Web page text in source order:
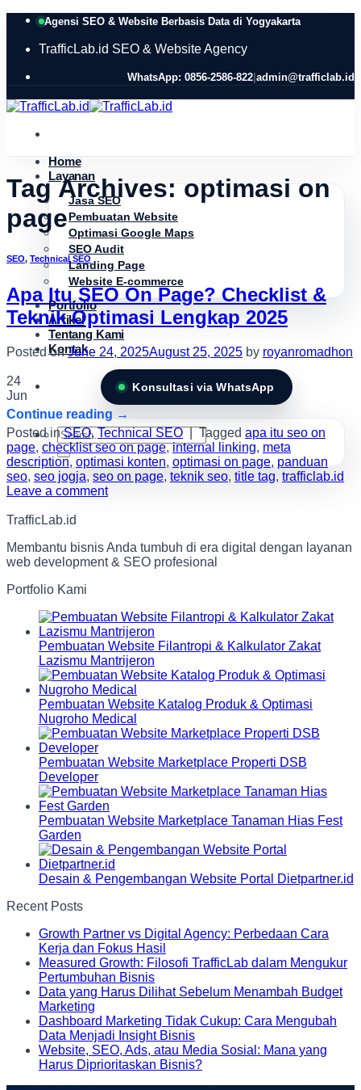
Skip
content
Agensi SEO & Website Berbasis Data di Yogyakarta
TrafficLab.id SEO & Website Agency
WhatsApp: 0856-2586-822|admin@trafficlab.id
Home
Layanan
Jasa SEO
Pembuatan Website
Optimasi Google Maps
SEO Audit
Landing Page
Website E-commerce
Portfolio
Artikel
Tentang Kami
Kontak
Konsultasi via WhatsApp
Search
for:
Tag Archives: optimasi on
page
SEO, Technical SEO
Apa Itu SEO On Page? Checklist &
Teknik Optimasi Lengkap 2025
Posted onJune 24, 2025August 25, 2025 by royanromadhon
24
Jun
Continue reading →
Posted inSEO, Technical SEO Tagged apa itu seo on
page, checklist seo on page,internal linking, meta
description, optimasi konten, optimasi on page, panduan
seo, seo jogja, seo on page, teknik seo, title tag, trafficlab.id
Leave a comment
TrafficLab.id
Membantu bisnis Anda tumbuh di era digital dengan layanan
web development & SEO profesional
Portfolio Kami
Pembuatan Website Filantropi & Kalkulator Zakat
Lazismu Mantrijeron
Pembuatan Website Katalog Produk & Optimasi
Nugroho Medical
Pembuatan Website Marketplace Properti DSB
Developer
Pembuatan Website Marketplace Tanaman Hias Fest
Garden
Desain & Pengembangan Website Portal Dietpartner.id
Recent Posts
Growth Partner vs Digital Agency: Perbedaan Cara
Kerja dan Fokus Hasil
Measured Growth: Filosofi TrafficLab dalam Mengukur
Pertumbuhan Bisnis
Data yang Harus Dilihat Sebelum Menambah Budget
Marketing
Dashboard Marketing Tidak Cukup: Cara Mengubah
Data Menjadi Insight Bisnis
Website, SEO, Ads, atau Media Sosial: Mana yang
Harus Diprioritaskan Bisnis?